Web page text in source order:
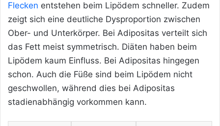
Flecken entstehen beim Lipödem schneller. Zudem
zeigt sich eine deutliche Dysproportion zwischen
Ober- und Unterkörper. Bei Adipositas verteilt sich
das Fett meist symmetrisch. Diäten haben beim
Lipödem kaum Einfluss. Bei Adipositas hingegen
schon. Auch die Füße sind beim Lipödem nicht
geschwollen, während dies bei Adipositas
stadienabhängig vorkommen kann.